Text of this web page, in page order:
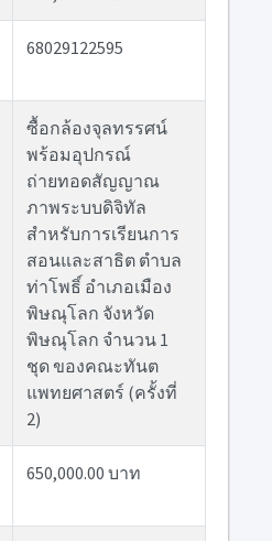
68029122595
ซื้อกล้องจุลทรรศน์
พร้อมอุปกรณ์
ถ่ายทอดสัญญาณ
ภาพระบบดิจิทัล
สำหรับการเรียนการ
สอนและสาธิต ตำบล
ท่าโพธิ์ อำเภอเมือง
พิษณุโลก จังหวัด
พิษณุโลก จำนวน 1
ชุด ของคณะทันต
แพทยศาสตร์ (ครั้งที่
2)
650,000.00 บาท